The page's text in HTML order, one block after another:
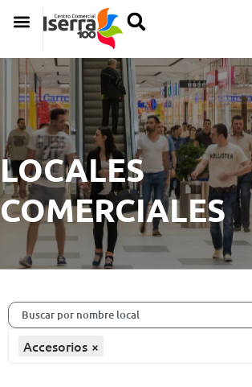
LOCALES
COMERCIALES
Accesorios ×